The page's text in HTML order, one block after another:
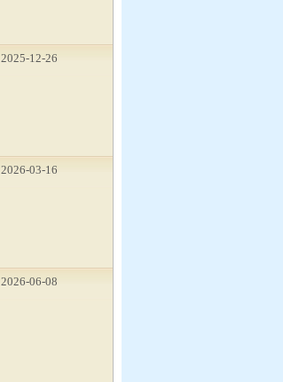
2025-12-26
2026-03-16
2026-06-08